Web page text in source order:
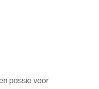
passie voor